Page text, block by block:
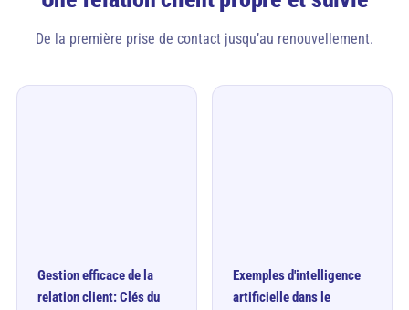
De la première prise de contact jusqu’au renouvellement.
Gestion efficace de la
relation client: Clés du
Exemples d'intelligence
artificielle dans le